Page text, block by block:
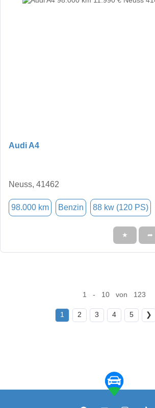
Audi A4
Neuss, 41462
98.000 km Benzin 88 kw (120 PS)
★ ➦
1 - 10 von 123
1 2 3 4 5 ❯